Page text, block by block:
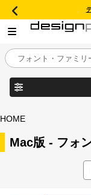
目的別フォントガイ
HOME
Mac版 - フォ